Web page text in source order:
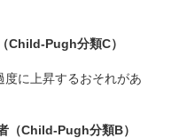
Child-Pugh分類C）
に上昇するおそれがあ
Child-Pugh分類B）